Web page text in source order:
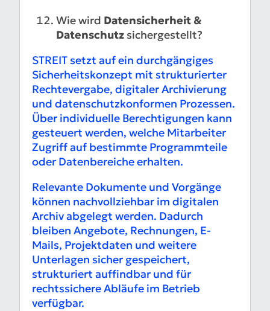
Wie wird Datensicherheit &
Datenschutz sichergestellt?
STREIT setzt auf ein durchgängiges
Sicherheitskonzept mit strukturierter
Rechtevergabe, digitaler Archivierung
und datenschutzkonformen Prozessen.
Über individuelle Berechtigungen kann
gesteuert werden, welche Mitarbeiter
Zugriff auf bestimmte Programmteile
oder Datenbereiche erhalten.
Relevante Dokumente und Vorgänge
können nachvollziehbar im digitalen
Archiv abgelegt werden. Dadurch
bleiben Angebote, Rechnungen, E-
Mails, Projektdaten und weitere
Unterlagen sicher gespeichert,
strukturiert auffindbar und für
rechtssichere Abläufe im Betrieb
verfügbar.